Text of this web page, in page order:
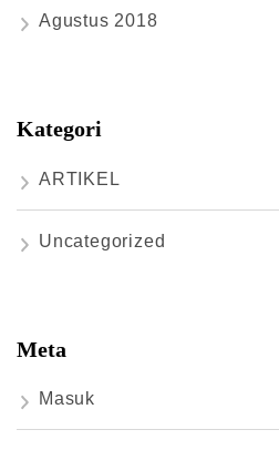
Agustus 2018
Kategori
ARTIKEL
Uncategorized
Meta
Masuk